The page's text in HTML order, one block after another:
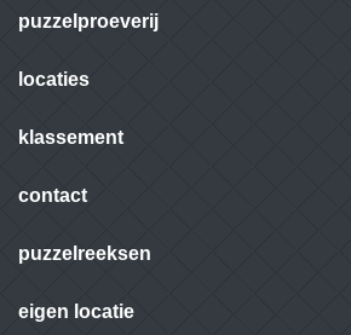
puzzelproeverij
locaties
klassement
contact
puzzelreeksen
eigen locatie